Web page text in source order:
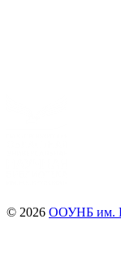
© 2026 ООУНБ им.